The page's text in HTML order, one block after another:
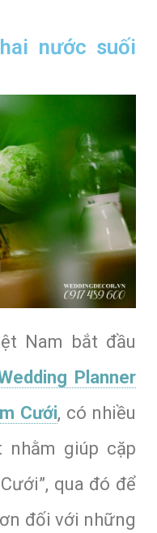
nước suối
Nam bắt đầu
Planner
Cưới, có nhiều
giúp cặp
qua đó để
đối với những